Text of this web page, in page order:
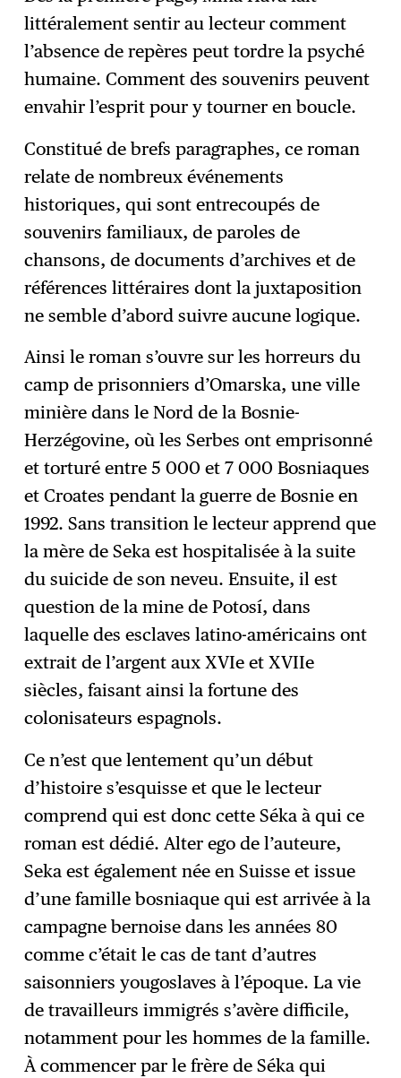
littéralement sentir au lecteur comment
l’absence de repères peut tordre la psyché
humaine. Comment des souvenirs peuvent
envahir l’esprit pour y tourner en boucle.
Constitué de brefs paragraphes, ce roman
relate de nombreux événements
historiques, qui sont entrecoupés de
souvenirs familiaux, de paroles de
chansons, de documents d’archives et de
références littéraires dont la juxtaposition
ne semble d’abord suivre aucune logique.
Ainsi le roman s’ouvre sur les horreurs du
camp de prisonniers d’Omarska, une ville
minière dans le Nord de la Bosnie-
Herzégovine, où les Serbes ont emprisonné
et torturé entre 5 000 et 7 000 Bosniaques
et Croates pendant la guerre de Bosnie en
1992. Sans transition le lecteur apprend que
la mère de Seka est hospitalisée à la suite
du suicide de son neveu. Ensuite, il est
question de la mine de Potosí, dans
laquelle des esclaves latino-américains ont
extrait de l’argent aux XVIe et XVIIe
siècles, faisant ainsi la fortune des
colonisateurs espagnols.
Ce n’est que lentement qu’un début
d’histoire s’esquisse et que le lecteur
comprend qui est donc cette Séka à qui ce
roman est dédié. Alter ego de l’auteure,
Seka est également née en Suisse et issue
d’une famille bosniaque qui est arrivée à la
campagne bernoise dans les années 80
comme c’était le cas de tant d’autres
saisonniers yougoslaves à l’époque. La vie
de travailleurs immigrés s’avère difficile,
notamment pour les hommes de la famille.
À commencer par le frère de Séka qui